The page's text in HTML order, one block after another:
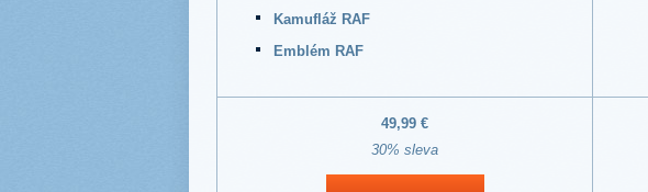
Kamufláž RAF
Emblém RAF
49,99 €
30% sleva